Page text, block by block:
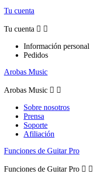
Tu cuenta
Tu cuenta  
Información personal
Pedidos
Arobas Music
Arobas Music  
Sobre nosotros
Prensa
Soporte
Afiliación
Funciones de Guitar Pro
Funciones de Guitar Pro  